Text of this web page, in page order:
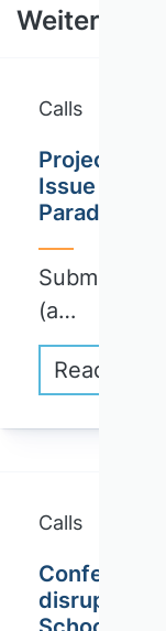
Weitere
Calls
Project
Issue Call
Paradoxes
Submission
(a…
Read more
Calls
Conference
disrupts